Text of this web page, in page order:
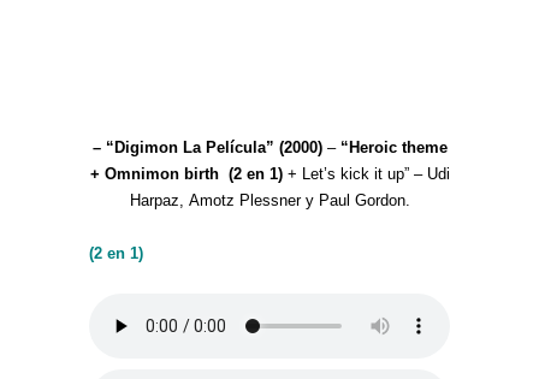
– “Digimon La Película” (2000)– “Heroic theme
+ Omnimon birth (2 en 1)+ Let’s kick it up” – Udi
Harpaz, Amotz Plessner y Paul Gordon.
(2 en 1)